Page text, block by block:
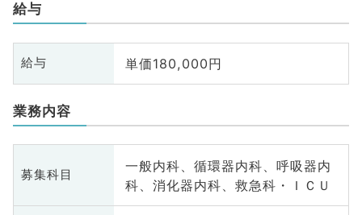
給与
給与 単価180,000円
業務内容
募集科目
一般内科、循環器内科、呼吸器内
科、消化器内科、救急科・ＩＣＵ